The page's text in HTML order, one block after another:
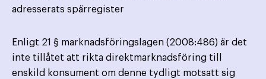
adresserats spärregister
Enligt 21 § marknadsföringslagen (2008:486) är det
inte tillåtet att rikta direktmarknadsföring till
enskild konsument om denne tydligt motsatt sig